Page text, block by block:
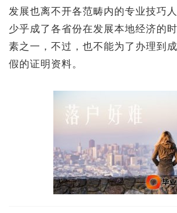
发展也离不开各范畴内的专业技巧
少乎成了各省份在发展本地经济的
素之一，不过，也不能为了办理到
假的证明资料。